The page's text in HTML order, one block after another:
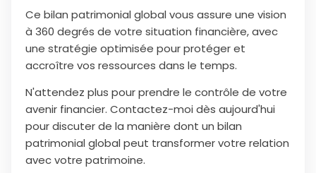
Ce bilan patrimonial global vous assure une vision
à 360 degrés de votre situation financière, avec
une stratégie optimisée pour protéger et
accroître vos ressources dans le temps.
N'attendez plus pour prendre le contrôle de votre
avenir financier. Contactez-moi dès aujourd'hui
pour discuter de la manière dont un bilan
patrimonial global peut transformer votre relation
avec votre patrimoine.